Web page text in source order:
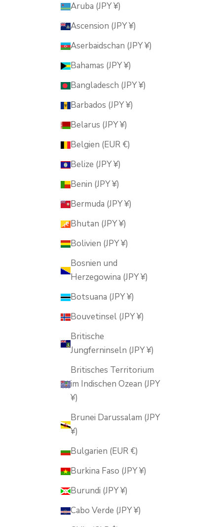
Aruba (JPY ¥)
Ascension (JPY ¥)
Aserbaidschan (JPY ¥)
Bahamas (JPY ¥)
Bangladesch (JPY ¥)
Barbados (JPY ¥)
Belarus (JPY ¥)
Belgien (EUR €)
Belize (JPY ¥)
Benin (JPY ¥)
Bermuda (JPY ¥)
Bhutan (JPY ¥)
Bolivien (JPY ¥)
Bosnien und
Herzegowina (JPY ¥)
Botsuana (JPY ¥)
Bouvetinsel (JPY ¥)
Britische
Jungferninseln (JPY ¥)
Britisches Territorium
im Indischen Ozean (JPY
¥)
Brunei Darussalam (JPY
¥)
Bulgarien (EUR €)
Burkina Faso (JPY ¥)
Burundi (JPY ¥)
Cabo Verde (JPY ¥)